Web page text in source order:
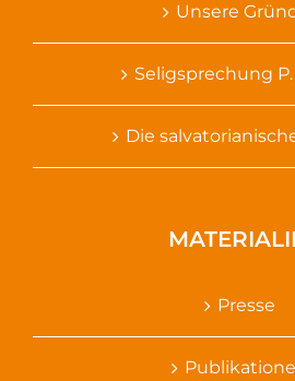
Unsere
Seligsprechung
Die
Presse